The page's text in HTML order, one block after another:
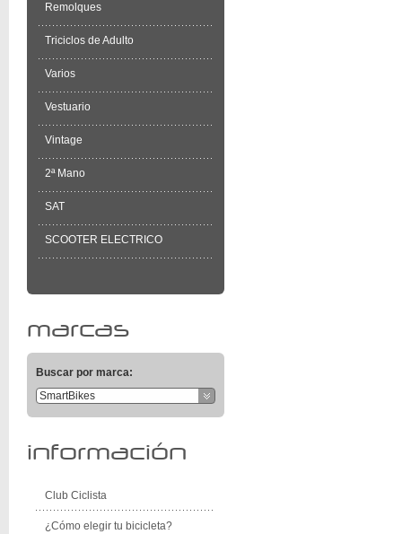
Remolques
Triciclos de Adulto
Varios
Vestuario
Vintage
2ª Mano
SAT
SCOOTER ELECTRICO
marcas
Buscar por marca:
SmartBikes
información
Club Ciclista
¿Cómo elegir tu bicicleta?